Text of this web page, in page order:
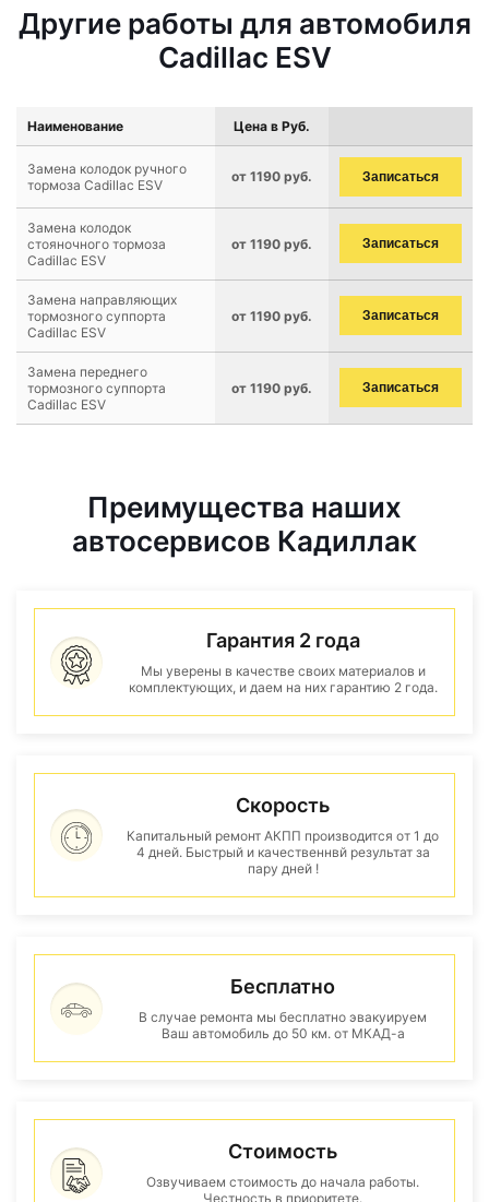
Другие работы для автомобиля
Cadillac ESV
Наименование Цена в Руб.
Замена колодок ручного
тормоза Cadillac ESV
от 1190 руб. Записаться
Замена колодок
стояночного тормоза
Cadillac ESV
от 1190 руб. Записаться
Замена направляющих
тормозного суппорта
Cadillac ESV
от 1190 руб. Записаться
Замена переднего
тормозного суппорта
Cadillac ESV
от 1190 руб. Записаться
Преимущества наших
автосервисов Кадиллак
Гарантия 2 года
Мы уверены в качестве своих материалов и
комплектующих, и даем на них гарантию 2 года.
Скорость
Капитальный ремонт АКПП производится от 1 до
4 дней. Быстрый и качественнвй результат за
пару дней !
Бесплатно
В случае ремонта мы бесплатно эвакуируем
Ваш автомобиль до 50 км. от МКАД-а
Стоимость
Озвучиваем стоимость до начала работы.
Честность в приоритете.